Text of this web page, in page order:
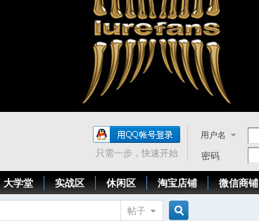
用户名
密码
只需一步，快速开始
大学堂 实战区 休闲区 淘宝店铺 微信商铺
帖子